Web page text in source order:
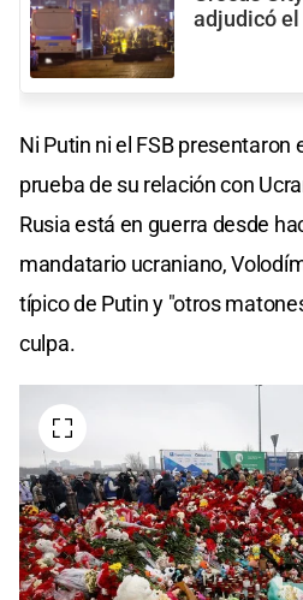
adjudicó
Ni Putin ni el FSB presentaron
prueba de su relación con
Rusia está en guerra desde
mandatario ucraniano,
típico de Putin y "otros
culpa.